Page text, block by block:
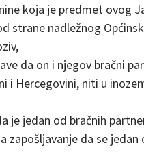
koja je predmet ovog
strane nadležnog
da on i njegov bračni
i Hercegovini, niti u
je jedan od bračnih
zapošljavanje da se